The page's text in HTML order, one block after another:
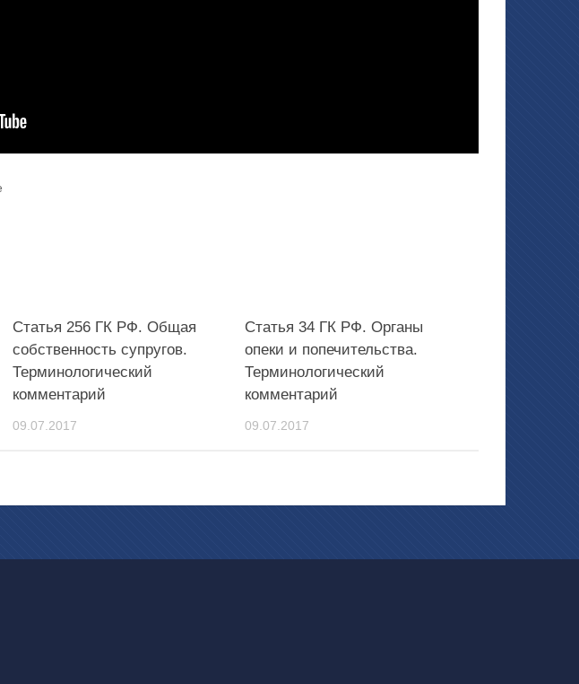
Статья 256 ГК РФ. Общая
собственность супругов.
Терминологический
комментарий
09.07.2017
Статья 34 ГК РФ. Органы
опеки и попечительства.
Терминологический
комментарий
09.07.2017